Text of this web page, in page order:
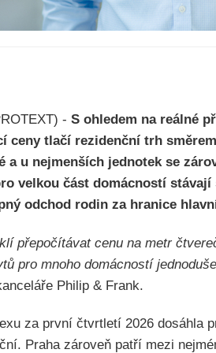
- S ohledem na reálné
ceny tlačí rezidenční trh
a u nejmenších jednotek se
velkou část domácností
odchod rodin za hranice
přepočítávat cenu na metr
pro mnoho domácností
Philip & Frank.
za první čtvrtletí 2026 dosáhla
Praha zároveň patří mezi